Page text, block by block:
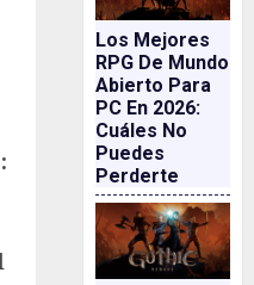
Los Mejores
RPG De Mundo
Abierto Para
PC En 2026:
Cuáles No
Puedes
Perderte